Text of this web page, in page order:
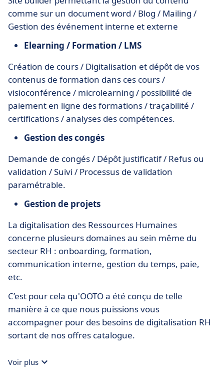
comme sur un document word / Blog / Mailing /
Gestion des événement interne et externe
Elearning / Formation / LMS
Création de cours / Digitalisation et dépôt de vos
contenus de formation dans ces cours /
visioconférence / microlearning / possibilité de
paiement en ligne des formations / traçabilité /
certifications / analyses des compétences.
Gestion des congés
Demande de congés / Dépôt justificatif / Refus ou
validation / Suivi / Processus de validation
paramétrable.
Gestion de projets
La digitalisation des Ressources Humaines
concerne plusieurs domaines au sein même du
secteur RH : onboarding, formation,
communication interne, gestion du temps, paie,
etc.
C’est pour cela qu'OOTO a été conçu de telle
manière à ce que nous puissions vous
accompagner pour des besoins de digitalisation RH
sortant de nos offres catalogue.
Voir plus